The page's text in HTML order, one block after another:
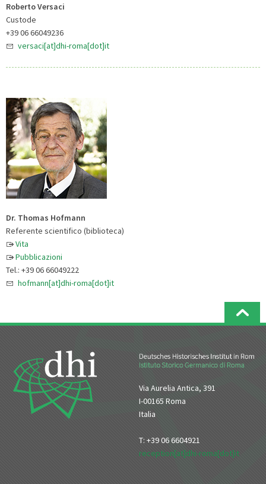
Roberto Versaci
Custode
+39 06 66049236
versaci[at]dhi-roma[dot]it
Dr. Thomas Hofmann
Referente scientifico (biblioteca)
Vita
Pubblicazioni
Tel.: +39 06 66049222
hofmann[at]dhi-roma[dot]it
Via Aurelia Antica, 391
I-00165 Roma
Italia
T: +39 06 6604921
reception[at]dhi-roma[dot]it